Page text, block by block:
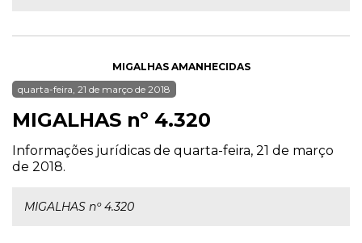
MIGALHAS AMANHECIDAS
quarta-feira, 21 de março de 2018
MIGALHAS nº 4.320
Informações jurídicas de quarta-feira, 21 de março
de 2018.
MIGALHAS nº 4.320